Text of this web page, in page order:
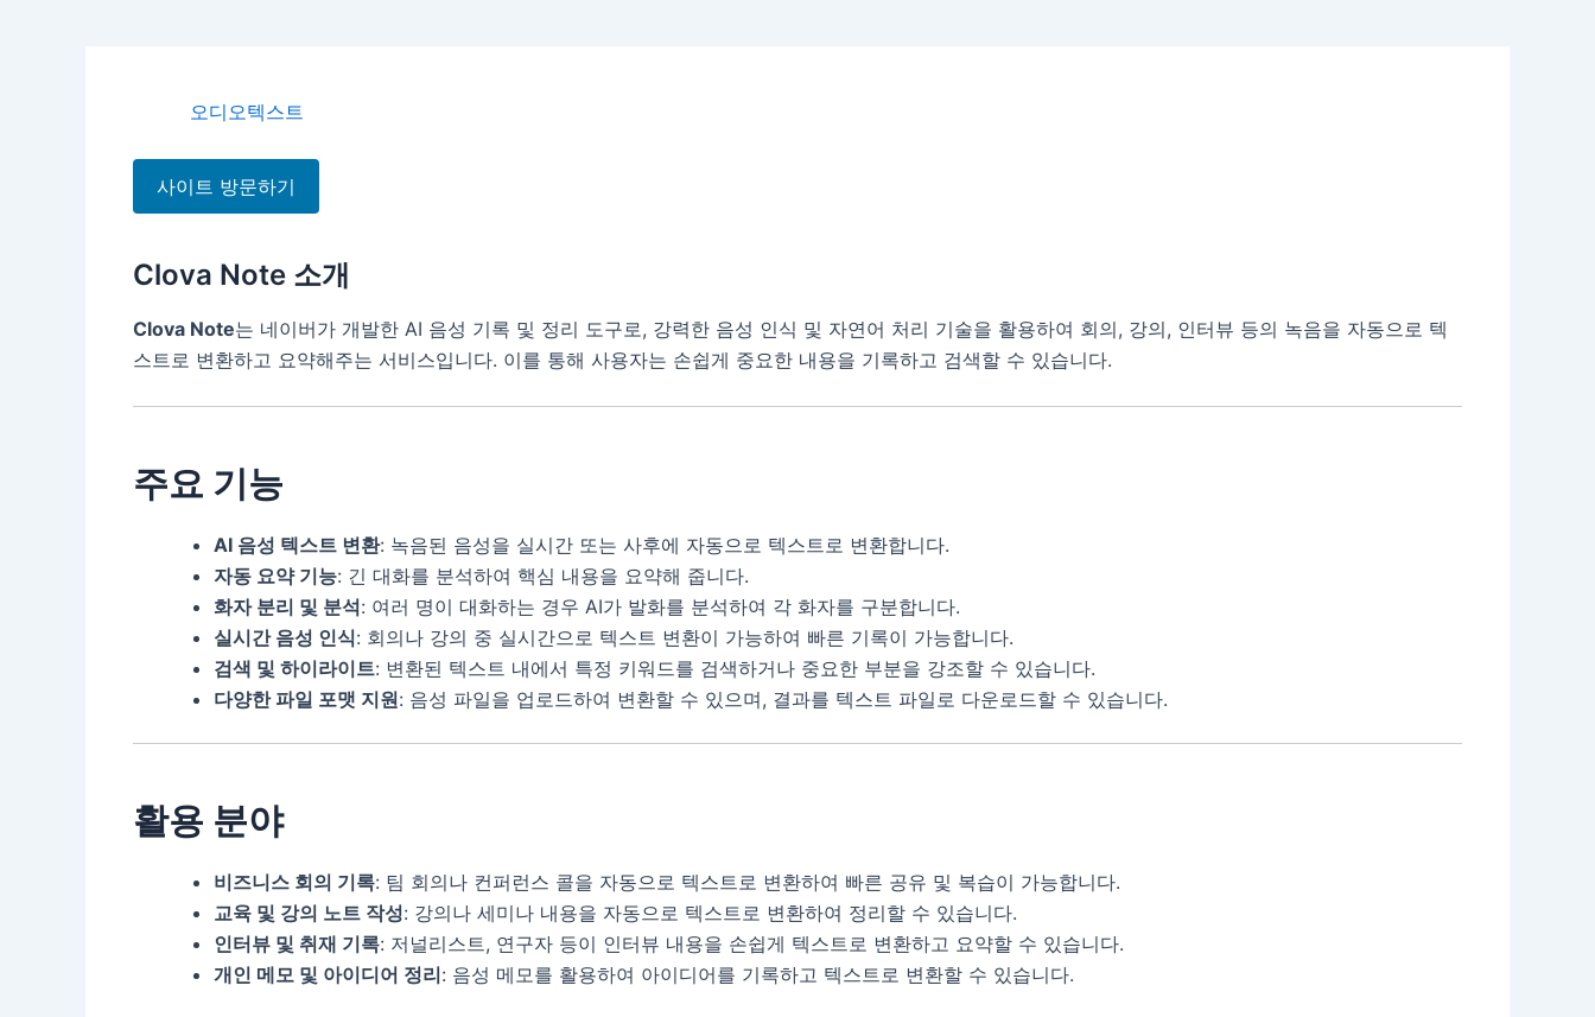
오디오텍스트
사이트 방문하기
Clova Note 소개
Clova Note는 네이버가 개발한 AI 음성 기록 및 정리 도구로, 강력한 음성 인식 및 자연어 처리 기술을 활용하여 회의, 강의, 인터뷰 등의 녹음을 자동으로 텍
스트로 변환하고 요약해주는 서비스입니다. 이를 통해 사용자는 손쉽게 중요한 내용을 기록하고 검색할 수 있습니다.
주요 기능
AI 음성 텍스트 변환: 녹음된 음성을 실시간 또는 사후에 자동으로 텍스트로 변환합니다.
자동 요약 기능: 긴 대화를 분석하여 핵심 내용을 요약해 줍니다.
화자 분리 및 분석: 여러 명이 대화하는 경우 AI가 발화를 분석하여 각 화자를 구분합니다.
실시간 음성 인식: 회의나 강의 중 실시간으로 텍스트 변환이 가능하여 빠른 기록이 가능합니다.
검색 및 하이라이트: 변환된 텍스트 내에서 특정 키워드를 검색하거나 중요한 부분을 강조할 수 있습니다.
다양한 파일 포맷 지원: 음성 파일을 업로드하여 변환할 수 있으며, 결과를 텍스트 파일로 다운로드할 수 있습니다.
활용 분야
비즈니스 회의 기록: 팀 회의나 컨퍼런스 콜을 자동으로 텍스트로 변환하여 빠른 공유 및 복습이 가능합니다.
교육 및 강의 노트 작성: 강의나 세미나 내용을 자동으로 텍스트로 변환하여 정리할 수 있습니다.
인터뷰 및 취재 기록: 저널리스트, 연구자 등이 인터뷰 내용을 손쉽게 텍스트로 변환하고 요약할 수 있습니다.
개인 메모 및 아이디어 정리: 음성 메모를 활용하여 아이디어를 기록하고 텍스트로 변환할 수 있습니다.